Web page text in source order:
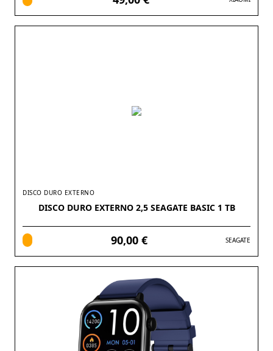
DISCO DURO EXTERNO
DISCO DURO EXTERNO 2,5 SEAGATE BASIC 1 TB
90,00 € SEAGATE